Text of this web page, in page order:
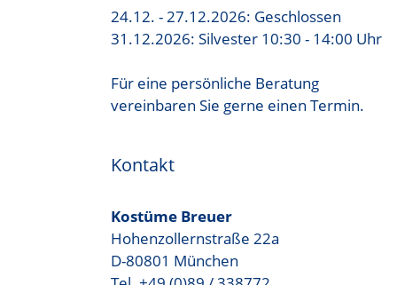
24.12. - 27.12.2026: Geschlossen
31.12.2026: Silvester 10:30 - 14:00 Uhr
Für eine persönliche Beratung
vereinbaren Sie gerne einen Termin.
Kontakt
Kostüme Breuer
Hohenzollernstraße 22a
D-80801 München